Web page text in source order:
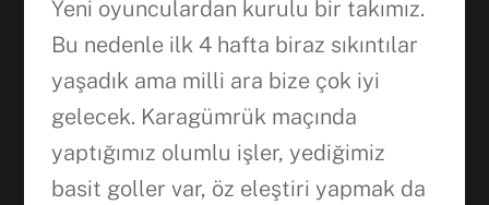
Yeni oyunculardan kurulu bir takımız.
Bu nedenle ilk 4 hafta biraz sıkıntılar
yaşadık ama milli ara bize çok iyi
gelecek. Karagümrük maçında
yaptığımız olumlu işler, yediğimiz
basit goller var, öz eleştiri yapmak da